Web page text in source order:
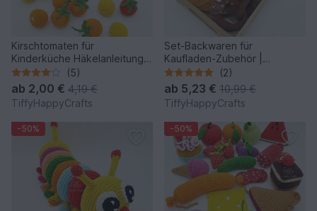
Kirschtomaten für
Kinderküche Häkelanleitung
PDF
(5)
ab 2,00 € 4,19 €
TiffyHappyCrafts
Set-Backwaren für
Kaufladen-Zubehör |
Kinderküche Häkelanleitung
PDF
(2)
ab 5,23 € 10,99 €
TiffyHappyCrafts
-50% -50%